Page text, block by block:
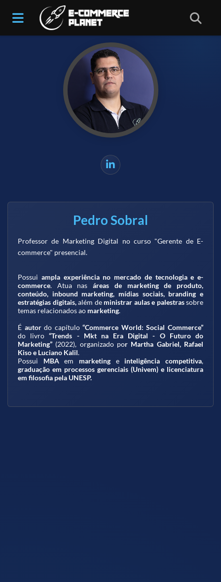
Início/Professores(as)
Pedro Sobral
Professor de Marketing Digital no curso "Gerente de E-
commerce" presencial.
Possui ampla experiência no mercado de tecnologia e e-
commerce. Atua nasáreas de marketing de produto,
conteúdo, inbound marketing, mídias sociais, branding e
estratégias digitais,além de ministrar aulas e palestrassobre
temas relacionados ao marketing.
É autordo capítulo“Commerce World: Social Commerce”
do livro “Trends - Mkt na Era Digital - O Futuro do
Marketing” (2022), organizado por Martha Gabriel, Rafael
Kiso e Luciano Kalil.
Possui MBAem marketing e inteligência competitiva,
graduação em processos gerenciais (Univem) e licenciatura
em filosofia pela UNESP.